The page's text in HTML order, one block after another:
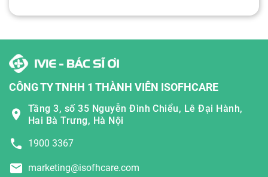
CÔNG TY TNHH 1 THÀNH VIÊN ISOFHCARE
Tầng 3, số 35 Nguyễn Đình Chiểu, Lê Đại Hành,
Hai Bà Trưng, Hà Nội
1900 3367
marketing@isofhcare.com